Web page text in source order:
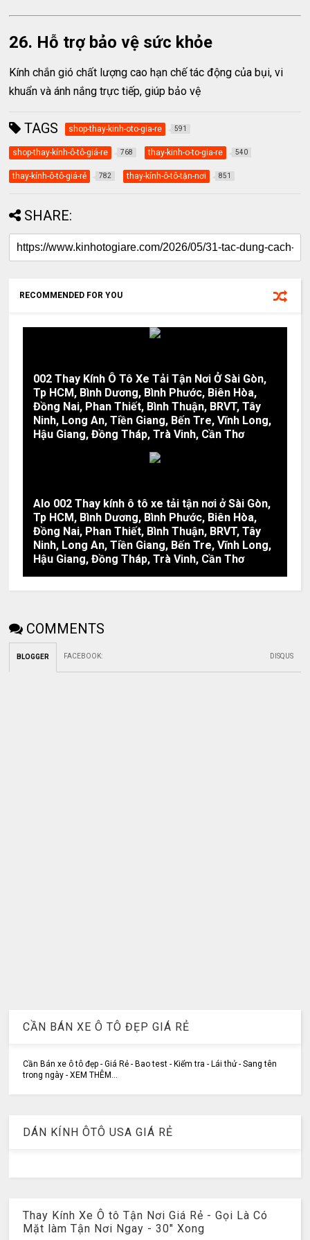
26. Hỗ trợ bảo vệ sức khỏe
Kính chắn gió chất lượng cao hạn chế tác động của bụi, vi
khuẩn và ánh nắng trực tiếp, giúp bảo vệ
TAGS shop-thay-kinh-oto-gia-re 591
shop-thay-kính-ô-tô-giá-re 768 thay-kinh-o-to-gia-re 540
thay-kính-ô-tô-giá-rẻ 782 thay-kính-ô-tô-tận-nơi 851
SHARE:
RECOMMENDED FOR YOU
002 Thay Kính Ô Tô Xe Tải Tận Nơi Ở Sài Gòn,
Tp HCM, Bình Dương, Bình Phước, Biên Hòa,
Đồng Nai, Phan Thiết, Bình Thuận, BRVT, Tây
Ninh, Long An, Tiền Giang, Bến Tre, Vĩnh Long,
Hậu Giang, Đồng Tháp, Trà Vinh, Cần Thơ
Alo 002 Thay kính ô tô xe tải tận nơi ở Sài Gòn,
Tp HCM, Bình Dương, Bình Phước, Biên Hòa,
Đồng Nai, Phan Thiết, Bình Thuận, BRVT, Tây
Ninh, Long An, Tiền Giang, Bến Tre, Vĩnh Long,
Hậu Giang, Đồng Tháp, Trà Vinh, Cần Thơ
COMMENTS
BLOGGER FACEBOOK: DISQUS
CẦN BÁN XE Ô TÔ ĐẸP GIÁ RẺ
Cần Bán xe ô tô đẹp - Giá Rẻ - Bao test - Kiểm tra - Lái thử - Sang tên
trong ngày - XEM THÊM...
DÁN KÍNH ÔTÔ USA GIÁ RẺ
Thay Kính Xe Ô tô Tận Nơi Giá Rẻ - Gọi Là Có
Mặt làm Tận Nơi Ngay - 30" Xong